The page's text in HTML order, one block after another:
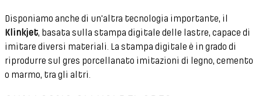
Disponiamo anche di un'altra tecnologia importante, il
Klinkjet, basata sulla stampa digitale delle lastre, capace di
imitare diversi materiali. La stampa digitale è in grado di
riprodurre sul gres porcellanato imitazioni di legno, cemento
o marmo, tra gli altri.